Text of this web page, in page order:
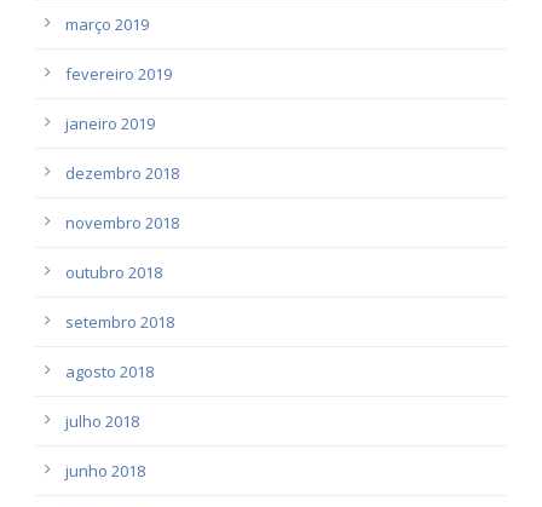
março 2019
fevereiro 2019
janeiro 2019
dezembro 2018
novembro 2018
outubro 2018
setembro 2018
agosto 2018
julho 2018
junho 2018